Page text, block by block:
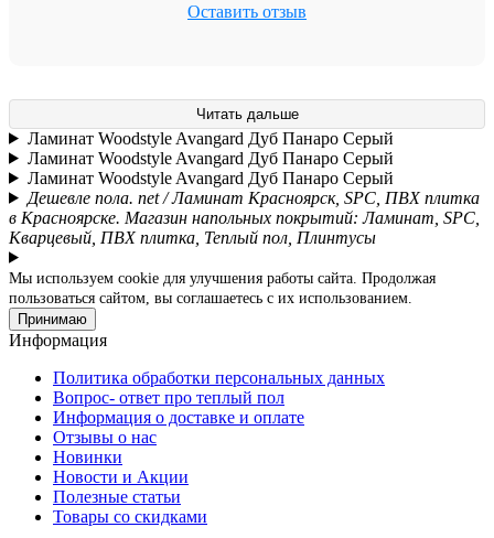
Оставить отзыв
Читать дальше
Ламинат Woodstyle Avangard Дуб Панаро Серый
Ламинат Woodstyle Avangard Дуб Панаро Серый
Ламинат Woodstyle Avangard Дуб Панаро Серый
Дешевле пола. net / Ламинат Красноярск, SPC, ПВХ плитка
в Красноярске. Магазин напольных покрытий: Ламинат, SPC,
Кварцевый, ПВХ плитка, Теплый пол, Плинтусы
Мы используем cookie для улучшения работы сайта. Продолжая
пользоваться сайтом, вы соглашаетесь с их использованием.
Принимаю
Информация
Политика обработки персональных данных
Вопрос- ответ про теплый пол
Информация о доставке и оплате
Отзывы о нас
Новинки
Новости и Акции
Полезные статьи
Товары со скидками